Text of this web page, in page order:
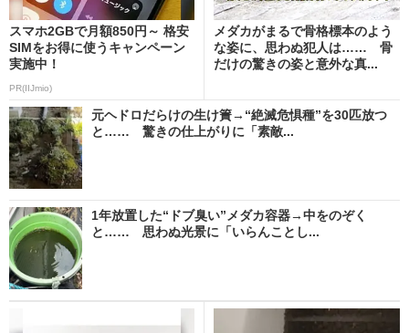
スマホ2GBで月額850円～ 格安
SIMをお得に使うキャンペーン
実施中！
PR(IIJmio)
メダカがまるで骨格標本のよう
な姿に、思わぬ犯人は…… 骨
だけの驚きの姿と意外な真...
元ヘドロだらけの生け簀→“絶滅危惧種”を30匹放つ
と…… 驚きの仕上がりに「素敵...
1年放置した“ドブ臭い”メダカ容器→中をのぞく
と…… 思わぬ光景に「いらんことし...